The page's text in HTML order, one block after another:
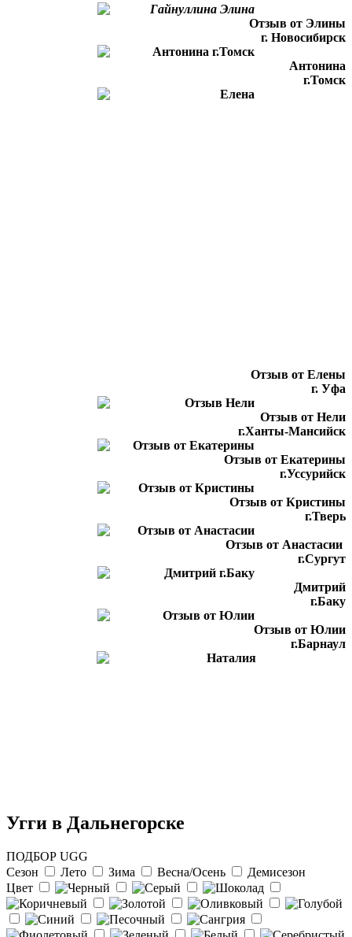
Отзыв от Элины
г. Новосибирск
Антонина
г.Томск
Отзыв от Елены
г. Уфа
Отзыв от Нели
г.Ханты-Мансийск
Отзыв от Екатерины
г.Уссурийск
Отзыв от Кристины
г.Тверь
Отзыв от Анастасии
г.Сургут
Дмитрий
г.Баку
Отзыв от Юлии
г.Барнаул
Угги в Дальнегорске
ПОДБОР UGG
Сезон
Лето Зима Весна/Осень
Демисезон
Цвет